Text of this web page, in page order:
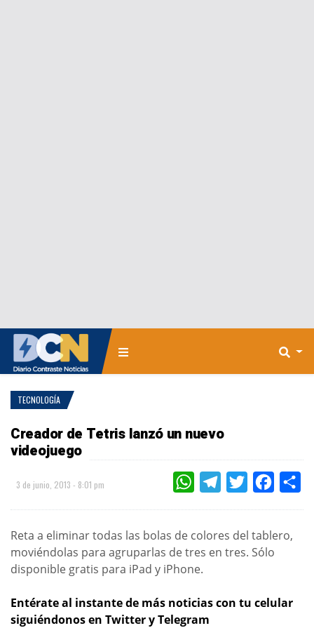
TECNOLOGÍA
Creador de Tetris lanzó un nuevo
videojuego
3 de junio, 2013 - 8:01 pm WHATSAPPTELEGRAMTWITTER
Reta a eliminar todas las bolas de colores del tablero,
moviéndolas para agruparlas de tres en tres. Sólo
disponible gratis para iPad y iPhone.
Entérate al instante de más noticias con tu celular
siguiéndonos en Twitter y Telegram